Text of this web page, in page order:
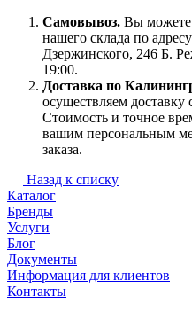
Самовывоз. Вы можете
нашего склада по
Дзержинского, 246 Б.
19:00.
Доставка по
осуществляем
Стоимость и точное
вашим персональным
заказа.
Назад к списку
Каталог
Бренды
Услуги
Блог
Документы
Информация для клиентов
Контакты